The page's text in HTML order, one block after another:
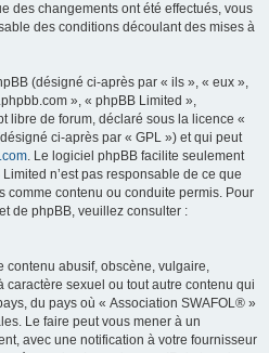
des changements ont été effectués, vous
des conditions découlant des mises à
(désigné ci-après par « ils », « eux »,
», « phpBB Limited »,
libre de forum, déclaré sous la licence «
ci-après par « GPL ») et qui peut
. Le logiciel phpBB facilite seulement
n’est pas responsable de ce que
comme contenu ou conduite permis. Pour
de phpBB, veuillez consulter :
contenu abusif, obscène, vulgaire,
caractère sexuel ou tout autre contenu qui
du pays où « Association SWAFOL® »
Le faire peut vous mener à un
avec une notification à votre fournisseur